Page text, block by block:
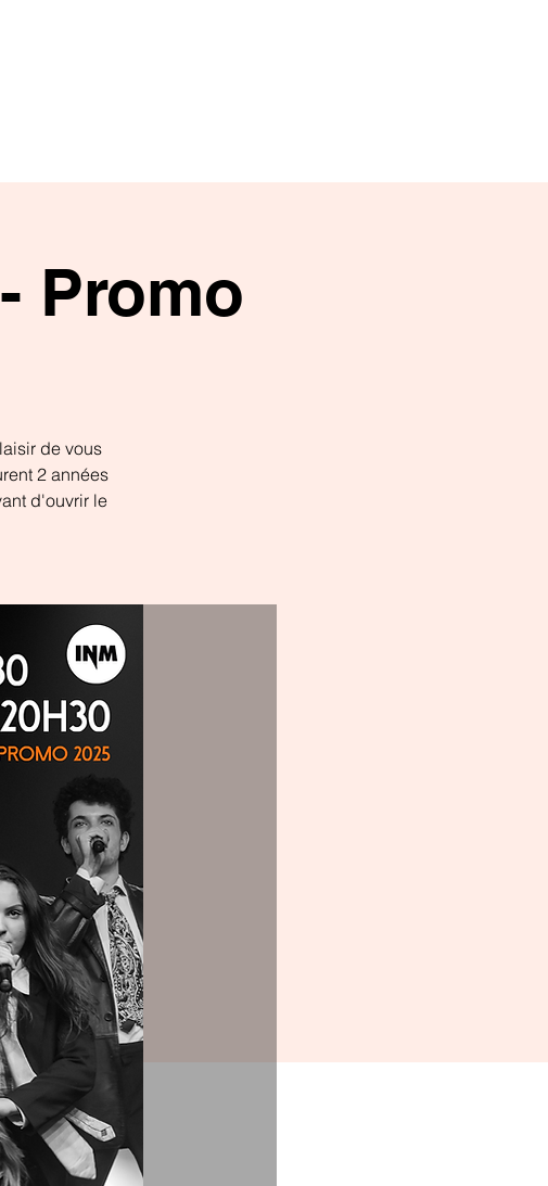
Promo
de vous
2 années
d'ouvrir le